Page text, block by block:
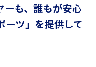
も、 誰もが安心
ーツ」を提供して